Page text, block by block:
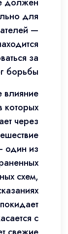
для
—
за
борьбы.
влияние
которых
через
один из
схем,
с